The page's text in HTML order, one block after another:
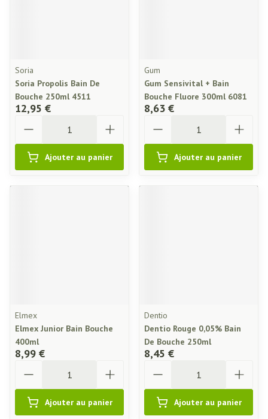
Soria
Soria Propolis Bain De
Bouche 250ml 4511
12,95 €
Ajouter au panier
Gum
Gum Sensivital + Bain
Bouche Fluore 300ml 6081
8,63 €
Ajouter au panier
Elmex
Elmex Junior Bain Bouche
400ml
8,99 €
Ajouter au panier
Dentio
Dentio Rouge 0,05% Bain
De Bouche 250ml
8,45 €
Ajouter au panier